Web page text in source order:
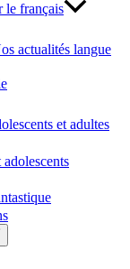
le français
actualités langue
et adultes